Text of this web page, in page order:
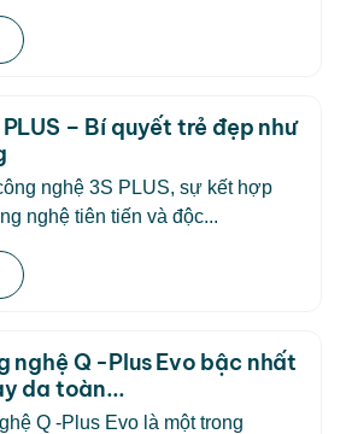
– Bí quyết trẻ đẹp như
nghệ 3S PLUS, sự kết hợp
nghệ tiên tiến và độc...
nghệ Q -Plus Evo bậc nhất
da toàn...
Q -Plus Evo là một trong